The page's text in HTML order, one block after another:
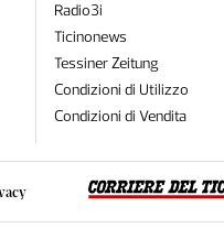
Radio3i
Ticinonews
Tessiner Zeitung
Condizioni di Utilizzo
Condizioni di Vendita